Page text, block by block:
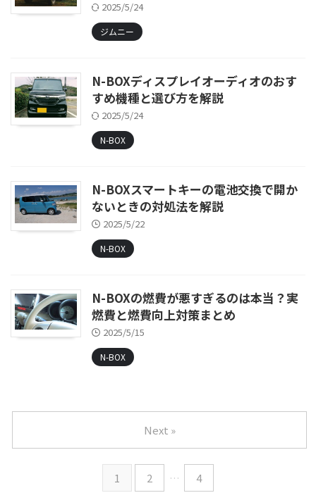
2025/5/24
ジムニー
N-BOXディスプレイオーディオのおす
すめ機種と選び方を解説
2025/5/24
N-BOX
N-BOXスマートキーの電池交換で開か
ないときの対処法を解説
2025/5/22
N-BOX
N-BOXの燃費が悪すぎるのは本当？実
燃費と燃費向上対策まとめ
2025/5/15
N-BOX
1 2 … 4
Next »